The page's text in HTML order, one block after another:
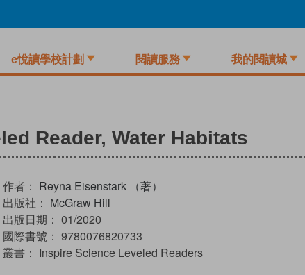
e悅讀學校計劃 閱讀服務 我的閱讀城
Reader, Water Habitats
作者： Reyna Eisenstark （著）
出版社： McGraw Hill
出版日期： 01/2020
國際書號： 9780076820733
叢書： Inspire Science Leveled Readers